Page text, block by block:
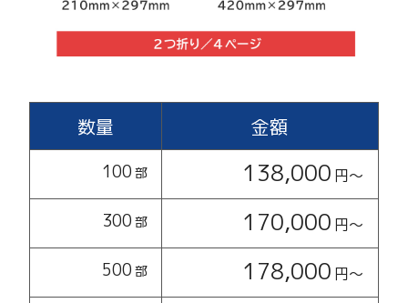
数量 金額
100 部 138,000 円〜
300 部 170,000 円〜
500 部 178,000 円〜